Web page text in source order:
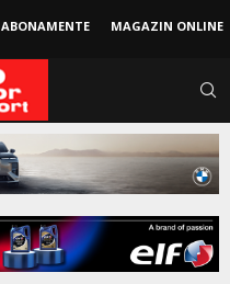
ABONAMENTE MAGAZIN ONLINE